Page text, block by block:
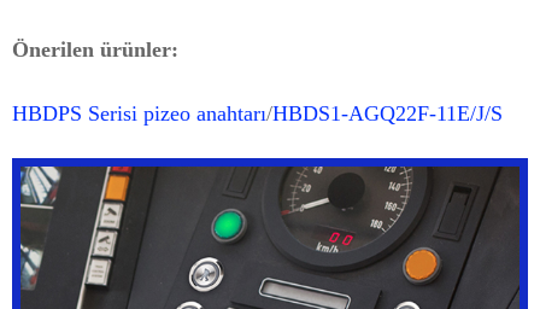
Önerilen ürünler:
HBDPS Serisi pizeo anahtarı/HBDS1-AGQ22F-11E/J/S